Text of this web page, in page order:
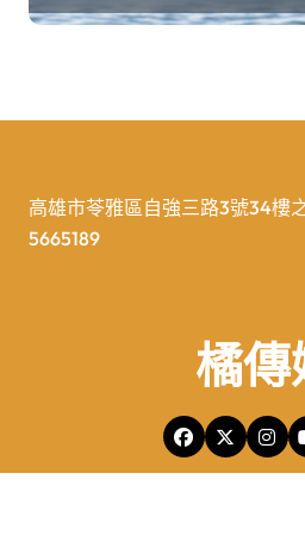
高雄市苓雅區自強三路3號34樓
5665189
橘傳